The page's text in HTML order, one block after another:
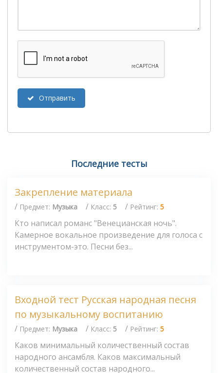
Отправить
Последние тесты
Закрепление материала
/ Предмет: Музыка / Класс: 5 / Рейтинг: 5
Кто написал романс "Венецианская ночь".
Камерное вокальное произведение для голоса с
инструментом-это. Песни без...
Входной тест Русская народная песня
по музыкальному воспитанию
/ Предмет: Музыка / Класс: 5 / Рейтинг: 5
Каков минимальный количественный состав
народного ансамбля. Каков максимальный
количественный состав народного...